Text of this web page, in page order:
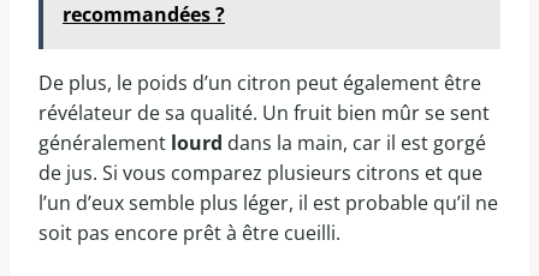
recommandées ?
De plus, le poids d’un citron peut également être
révélateur de sa qualité. Un fruit bien mûr se sent
généralement lourd dans la main, car il est gorgé
de jus. Si vous comparez plusieurs citrons et que
l’un d’eux semble plus léger, il est probable qu’il ne
soit pas encore prêt à être cueilli.